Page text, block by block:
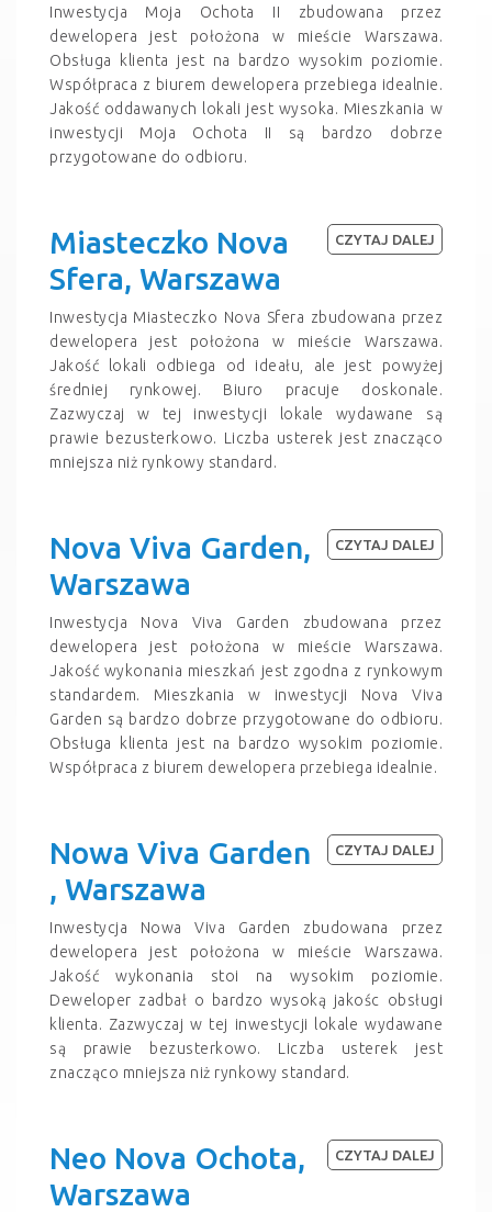
Inwestycja Moja Ochota II zbudowana przez
dewelopera jest położona w mieście Warszawa.
Obsługa klienta jest na bardzo wysokim poziomie.
Współpraca z biurem dewelopera przebiega idealnie.
Jakość oddawanych lokali jest wysoka. Mieszkania w
inwestycji Moja Ochota II są bardzo dobrze
przygotowane do odbioru.
Miasteczko Nova
Sfera, Warszawa
Inwestycja Miasteczko Nova Sfera zbudowana przez
dewelopera jest położona w mieście Warszawa.
Jakość lokali odbiega od ideału, ale jest powyżej
średniej rynkowej. Biuro pracuje doskonale.
Zazwyczaj w tej inwestycji lokale wydawane są
prawie bezusterkowo. Liczba usterek jest znacząco
mniejsza niż rynkowy standard.
CZYTAJ DALEJ
Nova Viva Garden,
Warszawa
Inwestycja Nova Viva Garden zbudowana przez
dewelopera jest położona w mieście Warszawa.
Jakość wykonania mieszkań jest zgodna z rynkowym
standardem. Mieszkania w inwestycji Nova Viva
Garden są bardzo dobrze przygotowane do odbioru.
Obsługa klienta jest na bardzo wysokim poziomie.
Współpraca z biurem dewelopera przebiega idealnie.
CZYTAJ DALEJ
Nowa Viva Garden
, Warszawa
Inwestycja Nowa Viva Garden zbudowana przez
dewelopera jest położona w mieście Warszawa.
Jakość wykonania stoi na wysokim poziomie.
Deweloper zadbał o bardzo wysoką jakośc obsługi
klienta. Zazwyczaj w tej inwestycji lokale wydawane
są prawie bezusterkowo. Liczba usterek jest
znacząco mniejsza niż rynkowy standard.
CZYTAJ DALEJ
Neo Nova Ochota,
Warszawa
CZYTAJ DALEJ